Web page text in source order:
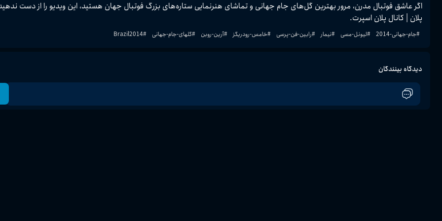
اگر عاشق فوتبال مدرن، مرور بهترین گل‌های جام جهانی و تماشای هنرنمایی ستاره‌های بزرگ فوتبال جهان هستید، این ویدیو
پلان | کانال پلان اسپرت.
#جام-جهانی-2014 #لیونل-مسی #نیمار #رابین-فن-پرسی #خامس-رودریگز #آرین-روبن #گلهای-جام-جهانی #
Brazil2014
دیدگاه بینندگان